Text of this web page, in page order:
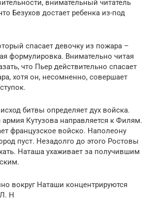
внимательный читатель
Безухов достает ребенка из-под
спасает девочку из пожара –
формулировка. Внимательно читая
что Пьер действительно спасает
хотя он, несомненно, совершает
битвы определяет дух войска.
Кутузова направляется к Филям.
французское войско. Наполеону
пуст. Незадолго до этого Ростовы
Наташа ухаживает за получившим
вокруг Наташи концентрируются
Н